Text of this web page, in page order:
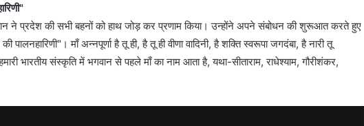
ने प्रदेश की सभी बहनों को हाथ जोड़ कर प्रणाम किया। उन्होंने अपने संबोधन की शुरूआत करते हुए
पालनहारिणी"। माँ अन्नपूर्णा है तू ही, है तू ही वीणा वादिनी, है शक्ति स्वरूपा जगदंबा, है नारी तू
भारतीय संस्कृति में भगवान से पहले माँ का नाम आता है, यथा-सीताराम, राधेश्याम, गौरीशंकर,